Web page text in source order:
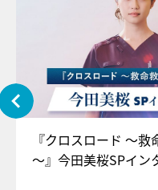
『クロスロード ～
～』今田美桜SPイ